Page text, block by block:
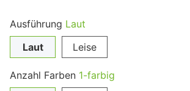
Ausführung Laut
Laut
Leise
Anzahl Farben 1-farbig